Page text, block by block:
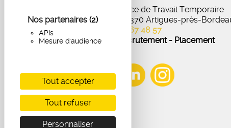
Nos partenaires (2)
APIs
Mesure d'audience
Tout accepter
Tout refuser
Personnaliser
IA Recrutement - Agence de Travail Temporaire
27 Avenue de Virecourt, 33370 Artigues-près-
05 56 67 48 57
Offres d'emploi - Recrutement - Placement